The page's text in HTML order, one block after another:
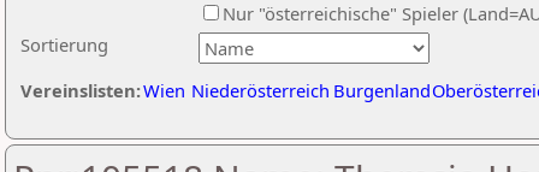
Sortierung
Nur "österreichische" Spieler
Vereinslisten:Wien Niederösterreich Burgenland